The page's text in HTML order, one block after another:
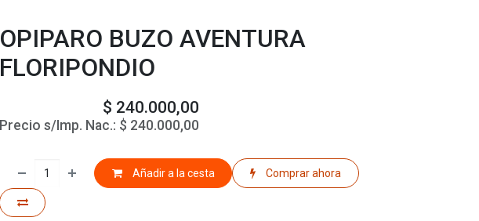
OPIPARO BUZO AVENTURA
FLORIPONDIO
$ 240.000,00
Precio s/Imp. Nac.: $ 240.000,00
Añadir a la cesta Comprar ahora